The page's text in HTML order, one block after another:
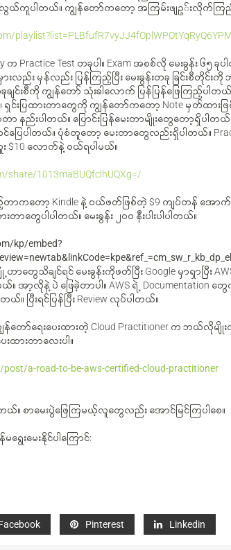
ယ်ကူပါတယ်။ ကျွန်တော်ကတော့ အကြမ်းဖျဥ်းလိုက်ကြည့်ခဲ့ပ
Test တခုပါ။ Exam အစစ်လို မေးခွန်း ၆၅ ခုပါ
ည်း မှန်လည်း ပြန်ကြည့်ပြီး မေးခွန်းတခု ခြင်းစီတိုင်း
ချင်းစီကို ကျွန်တော် သုံးခါလောက် ပြန်ပြန်ဖြေကြည့်ပါတ
င်းပြထားတာတွေကို ကျွန်တော်ကတော့ Note မှတ်ထားဖြ
နည်းပါတယ်။ ပြောင်းပြန်မေးတာမျိုးတွေတော့ရှိပါ
ပြေပါတယ်။ ပုံစံတူတော့ မေးတာတွေလည်းရှိပါတယ်။
လောက်နဲ့ ဝယ်ရပါမယ်။
share/1013maBUQfclhUQXg=/
ာကတော့ Kindle နဲ့ ဝယ်ဖတ်ဖြစ်တဲ့ $9 ကျပ်တန် အောက်
းတာတွေပါပါတယ်။ မေးခွန်း ၂၀၀ နီးပါးပါပါတယ်။
kp/embed?
တွေသိချင်ရင် မေးခွန်းကိုဖတ်ပြီး Google မှာရှာပြီး
အာ့လိုနဲ့ ပဲ ဖြေခဲ့တာပါ။ AWS ရဲ့ Documentation
တယ်။ ပြီးရင်ပြန်ပြီး Review လုပ်ပါတယ်။
ော်ရေးပေးထားတဲ့ Cloud Practitioner က ဘယ်လိုမ
ထားတာလေးပါ။
a-road-to-be-aws-certified-cloud-practitioner
ယ်။ စာမေးပွဲဖြေကြမယ့်လူတွေလည်း အောင်မြင်ကြပါစေ။
ေးမေးနိုင်ပါကြောင်:
Pinterest Linkedin